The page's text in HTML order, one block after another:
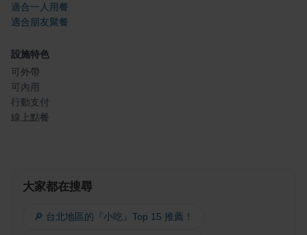
適合一人用餐
適合朋友聚餐
設施特色
可外帶
可內用
行動支付
線上點餐
大家都在搜尋
🔎 台北地區的『小吃』Top 15 推薦！